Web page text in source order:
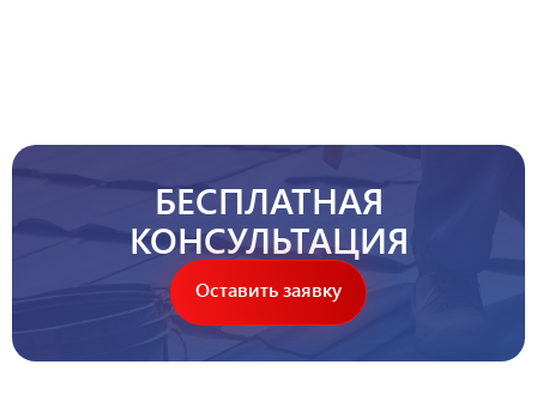
БЕСПЛАТНАЯ
КОНСУЛЬТАЦИЯ
Оставить заявку